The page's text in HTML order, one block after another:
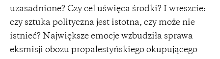
uzasadnione? Czy cel uświęca środki? I wreszcie:
czy sztuka polityczna jest istotna, czy może nie
istnieć? Największe emocje wzbudziła sprawa
eksmisji obozu propalestyńskiego okupującego